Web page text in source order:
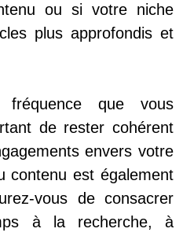
ou si votre niche
plus approfondis et
que vous
de rester cohérent
envers votre
contenu est également
vous de consacrer
à la recherche, à